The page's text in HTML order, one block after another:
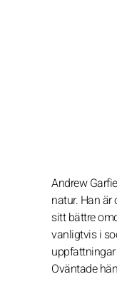
Andrew
natur. Han
sitt bättre
vanligtvis i
Oväntade